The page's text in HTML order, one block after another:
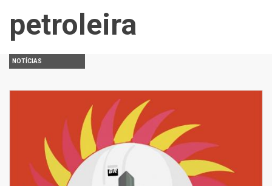
petroleira
NOTÍCIAS